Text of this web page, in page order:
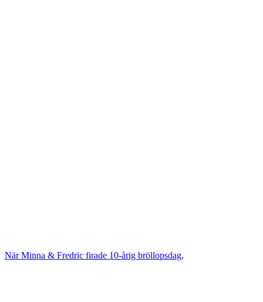
När Minna & Fredric firade 10-årig bröllopsdag,